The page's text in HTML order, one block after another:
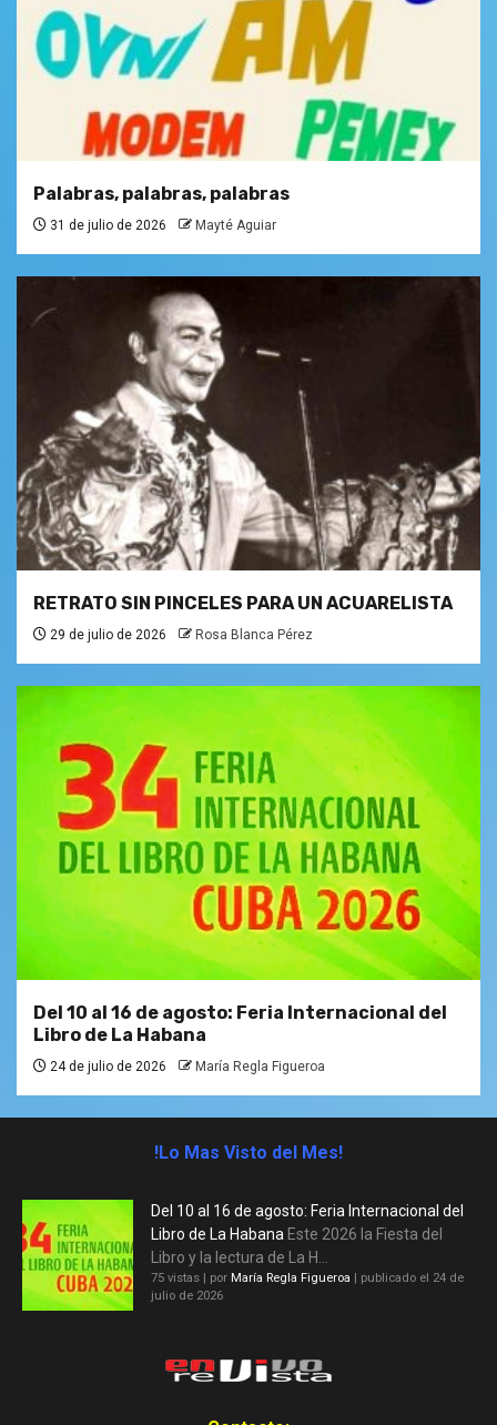
Palabras, palabras, palabras
31 de julio de 2026 Mayté Aguiar
RETRATO SIN PINCELES PARA UN ACUARELISTA
29 de julio de 2026 Rosa Blanca Pérez
Del 10 al 16 de agosto: Feria Internacional del
Libro de La Habana
24 de julio de 2026 María Regla Figueroa
!Lo Mas Visto del Mes!
Del 10 al 16 de agosto: Feria Internacional del
Libro de La Habana Este 2026 la Fiesta del
Libro y la lectura de La H...
75 vistas | por María Regla Figueroa | publicado el 24 de
julio de 2026